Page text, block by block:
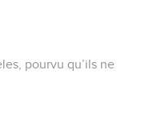
pourvu qu’ils ne